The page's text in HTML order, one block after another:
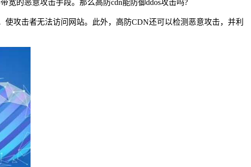
的恶意攻击手段。那么高防cdn能防御ddos攻击吗?
攻击者无法访问网站。此外，高防CDN还可以检测恶意攻击，并利